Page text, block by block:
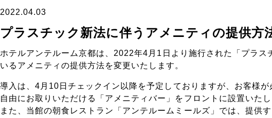
2022.04.03
プラスチック新法に伴うアメニティの提供方
ホテルアンテルーム京都は、2022年4月1日より施行された「 プラス
いるアメニティの提供方法を変更いたします。
導入は、4月10日チェックイン以降を予定しておりますが、 お客様が
自由にお取りいただける「アメニティバー」 をフロントに設置いたし
また、当館の朝食レストラン「アンテルームミールズ」では、 提供